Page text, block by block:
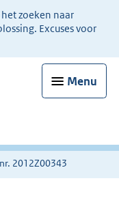
zoeken naar
Excuses voor
Menu
2012Z00343